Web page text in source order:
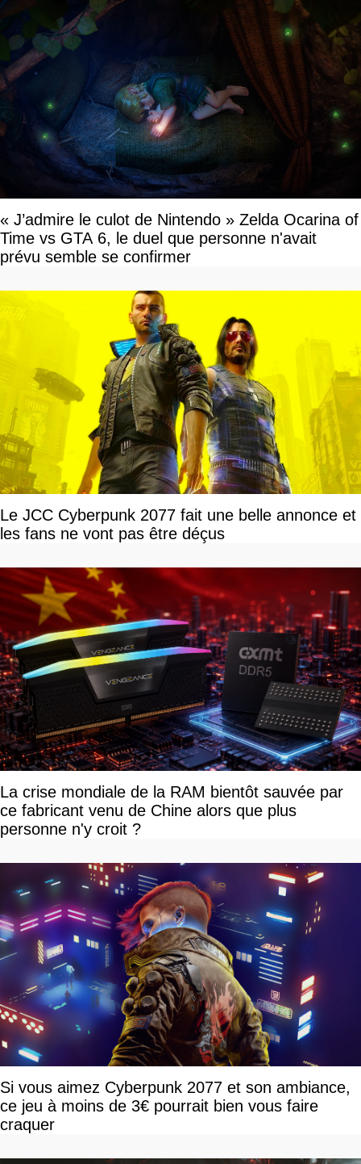
« J’admire le culot de Nintendo » Zelda Ocarina of
Time vs GTA 6, le duel que personne n'avait
prévu semble se confirmer
Le JCC Cyberpunk 2077 fait une belle annonce et
les fans ne vont pas être déçus
La crise mondiale de la RAM bientôt sauvée par
ce fabricant venu de Chine alors que plus
personne n'y croit ?
Si vous aimez Cyberpunk 2077 et son ambiance,
ce jeu à moins de 3€ pourrait bien vous faire
craquer